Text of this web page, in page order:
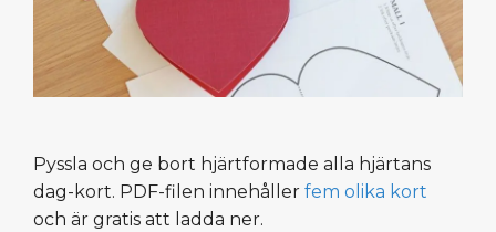
Pyssla och ge bort hjärtformade alla hjärtans
dag-kort. PDF-filen innehåller fem olika kort
och är gratis att ladda ner.